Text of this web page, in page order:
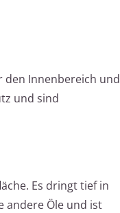
den Innenbereich und
und sind
Es dringt tief in
andere Öle und ist